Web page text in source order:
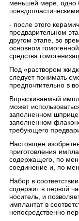
меньшей мере, одно
- после этого
предварительном
другом этапе, во
основном
средства
Под «раствором
следует понимать
предпочтительно в
Впрыскиваемый
может
заполненном
заполненном
требующего
Настоящее
приготовления
содержащего, по
соединение и, по
Набор в
содержит в первой
носитель, и
имплантат в
непосредственно